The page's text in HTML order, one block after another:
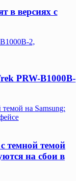
в версиях с
2,
PRW-B1000B-
на Samsung:
темной темой
на сбои в